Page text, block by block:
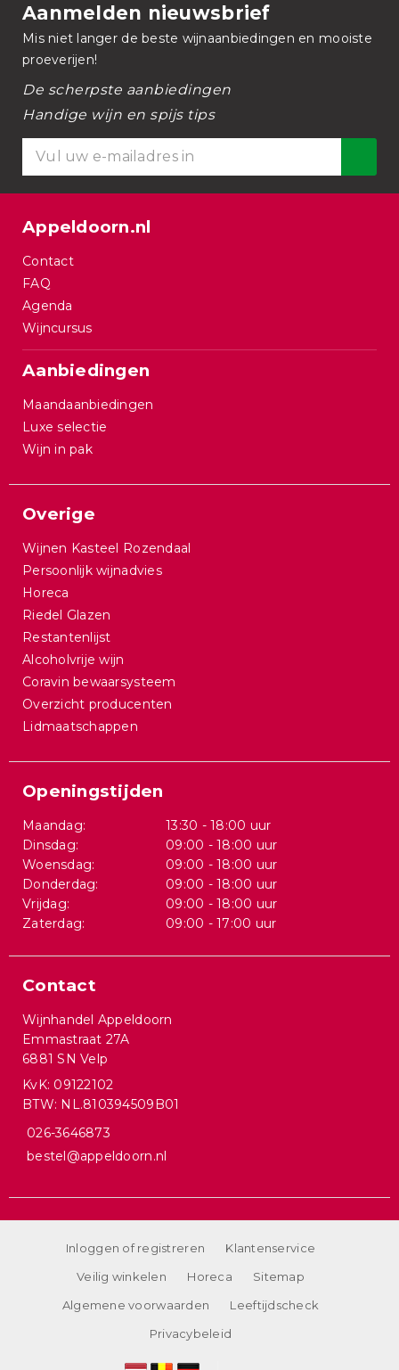
Aanmelden nieuwsbrief
Mis niet langer de beste wijnaanbiedingen en mooiste
proeverijen!
De scherpste aanbiedingen
Handige wijn en spijs tips
Appeldoorn.nl
Contact
FAQ
Agenda
Wijncursus
Aanbiedingen
Maandaanbiedingen
Luxe selectie
Wijn in pak
Overige
Wijnen Kasteel Rozendaal
Persoonlijk wijnadvies
Horeca
Riedel Glazen
Restantenlijst
Alcoholvrije wijn
Coravin bewaarsysteem
Overzicht producenten
Lidmaatschappen
Openingstijden
Maandag:
13:30 - 18:00 uur
Dinsdag:
09:00 - 18:00 uur
Woensdag:
09:00 - 18:00 uur
Donderdag:
09:00 - 18:00 uur
Vrijdag:
09:00 - 18:00 uur
Zaterdag:
09:00 - 17:00 uur
Contact
Wijnhandel Appeldoorn
Emmastraat 27A
6881 SN Velp
KvK: 09122102
BTW: NL.810394509B01
026-3646873
bestel@appeldoorn.nl
Inloggen of registreren
Klantenservice
Veilig winkelen
Horeca
Sitemap
Algemene voorwaarden
Leeftijdscheck
Privacybeleid